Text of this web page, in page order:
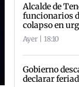
Alcalde de
funcionarios
colapso en
Ayer | 18:10
Gobierno
declarar